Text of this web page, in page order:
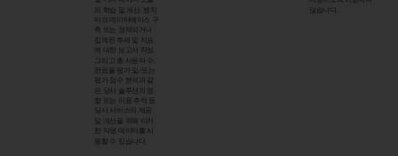
의 학습 및 개선, 벤치
마크 데이터베이스 구
축 또는 정제되거나
집계된 추세 및 지표
에 대한 보고서 작성,
그리고 총 사용자 수,
완료율 평가 및/또는
평가 점수 분석과 같
은 당사 솔루션의 영
향 또는 이용 추적 등
당사 서비스의 제공
및 개선을 위해 이러
한 익명 데이터를 사
용할 수 있습니다.
않습니다.